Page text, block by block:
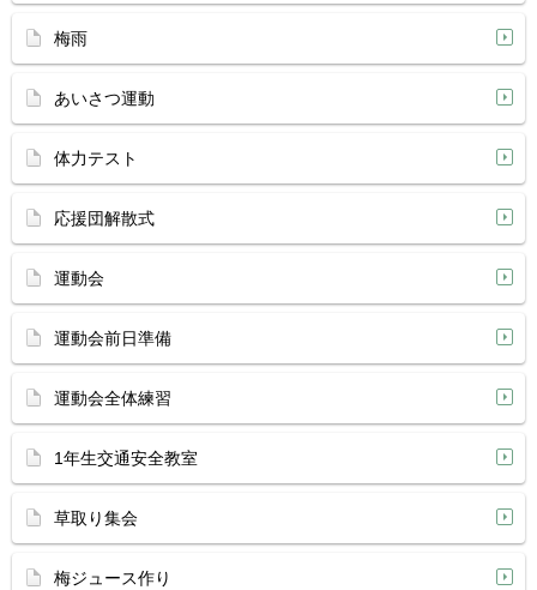
梅雨
あいさつ運動
体力テスト
応援団解散式
運動会
運動会前日準備
運動会全体練習
1年生交通安全教室
草取り集会
梅ジュース作り